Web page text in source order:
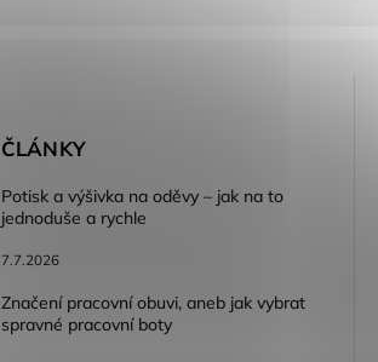
ČLÁNKY
Potisk a výšivka na oděvy – jak na to
jednoduše a rychle
7.7.2026
Značení pracovní obuvi, aneb jak vybrat
spravné pracovní boty